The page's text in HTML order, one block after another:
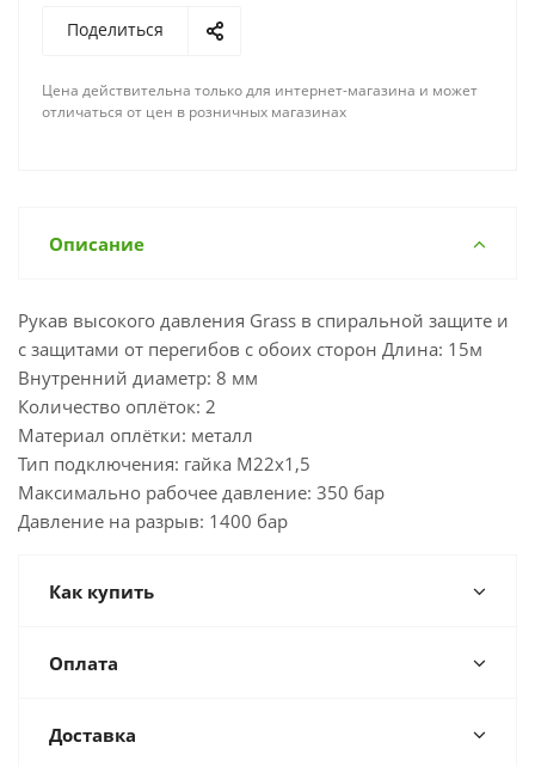
Поделиться
Цена действительна только для интернет-магазина и может
отличаться от цен в розничных магазинах
Описание
Рукав высокого давления Grass в спиральной защите и
с защитами от перегибов с обоих сторон Длина: 15м
Внутренний диаметр: 8 мм
Количество оплёток: 2
Материал оплётки: металл
Тип подключения: гайка М22х1,5
Максимально рабочее давление: 350 бар
Давление на разрыв: 1400 бар
Как купить
Оплата
Доставка